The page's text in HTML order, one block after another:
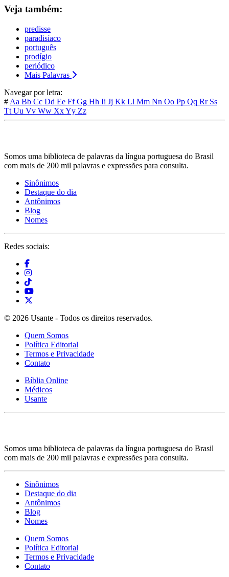
Veja também:
predisse
paradisíaco
português
prodígio
periódico
Mais Palavras
Navegar por letra:
# Aa Bb Cc Dd Ee FfGg Hh Ii Jj Kk Ll Mm Nn Oo Pp Qq Rr Ss
Tt Uu Vv Ww XxYy Zz
Somos uma biblioteca de palavras da língua portuguesa do Brasil
com mais de 200 mil palavras e expressões para consulta.
Sinônimos
Destaque do dia
Antônimos
Blog
Nomes
Redes sociais:
© 2026 Usante - Todos os direitos reservados.
Quem Somos
Política Editorial
Termos e Privacidade
Contato
Bíblia Online
Médicos
Usante
Somos uma biblioteca de palavras da língua portuguesa do Brasil
com mais de 200 mil palavras e expressões para consulta.
Sinônimos
Destaque do dia
Antônimos
Blog
Nomes
Quem Somos
Política Editorial
Termos e Privacidade
Contato